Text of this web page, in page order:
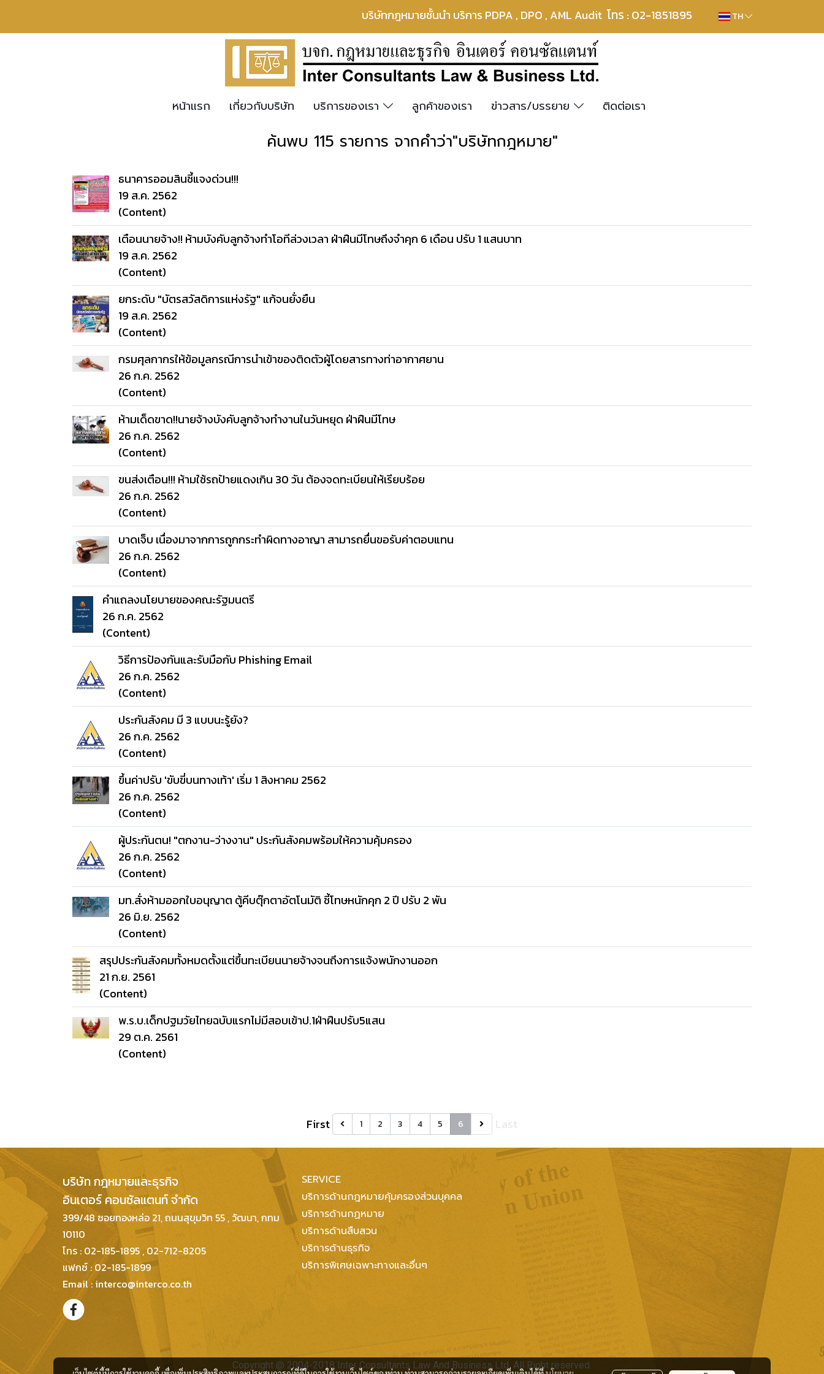
บริษัทกฎหมายชั้นนำ บริการ PDPA , DPO , AML Audit โทร : 02-1851895 TH
หน้าแรก เกี่ยวกับบริษัท บริการของเรา ลูกค้าของเรา ข่าวสาร/บรรยาย ติดต่อเรา
ค้นพบ 115 รายการ จากคำว่า"บริษัทกฎหมาย"
ธนาคารออมสินชี้แจงด่วน!!!
19 ส.ค. 2562
(Content)
เตือนนายจ้าง!! ห้ามบังคับลูกจ้างทำโอทีล่วงเวลา ฝ่าฝืนมีโทษถึงจำคุก 6 เดือน ปรับ 1 แสนบาท
19 ส.ค. 2562
(Content)
ยกระดับ "บัตรสวัสดิการแห่งรัฐ" แก้จนยั่งยืน
19 ส.ค. 2562
(Content)
กรมศุลกากรให้ข้อมูลกรณีการนำเข้าของติดตัวผู้โดยสารทางท่าอากาศยาน
26 ก.ค. 2562
(Content)
ห้ามเด็ดขาด!!นายจ้างบังคับลูกจ้างทำงานในวันหยุด ฝ่าฝืนมีโทษ
26 ก.ค. 2562
(Content)
ขนส่งเตือน!!! ห้ามใช้รถป้ายแดงเกิน 30 วัน ต้องจดทะเบียนให้เรียบร้อย
26 ก.ค. 2562
(Content)
บาดเจ็บ เนื่องมาจากการถูกกระทำผิดทางอาญา สามารถยื่นขอรับค่าตอบแทน
26 ก.ค. 2562
(Content)
คำแถลงนโยบายของคณะรัฐมนตรี
26 ก.ค. 2562
(Content)
วิธีการป้องกันและรับมือกับ Phishing Email
26 ก.ค. 2562
(Content)
ประกันสังคม มี 3 แบบนะรู้ยัง?
26 ก.ค. 2562
(Content)
ขึ้นค่าปรับ 'ขับขี่บนทางเท้า' เริ่ม 1 สิงหาคม 2562
26 ก.ค. 2562
(Content)
ผู้ประกันตน! "ตกงาน-ว่างงาน" ประกันสังคมพร้อมให้ความคุ้มครอง
26 ก.ค. 2562
(Content)
มท.สั่งห้ามออกใบอนุญาต ตู้คีบตุ๊กตาอัตโนมัติ ชี้โทษหนักคุก 2 ปี ปรับ 2 พัน
26 มิ.ย. 2562
(Content)
สรุปประกันสังคมทั้งหมดตั้งแต่ขึ้นทะเบียนนายจ้างจนถึงการแจ้งพนักงานออก
21 ก.ย. 2561
(Content)
พ.ร.บ.เด็กปฐมวัยไทยฉบับแรกไม่มีสอบเข้าป.1ฝ่าฝืนปรับ5แสน
29 ต.ค. 2561
(Content)
First 1 2 3 4 5 6
บริษัท กฎหมายและธุรกิจ
อินเตอร์ คอนซัลแตนท์ จำกัด
399/48 ซอยทองหล่อ 21, ถนนสุขุมวิท 55 , วัฒนา, กทม
10110
โทร : 02-185-1895 , 02-712-8205
แฟกซ์ : 02-185-1899
Email : interco@interco.co.th
SERVICE
บริการด้านกฎหมายคุ้มครองส่วนบุคคล
บริการด้านกฏหมาย
บริการด้านสืบสวน
บริการด้านธุรกิจ
บริการพิเศษเฉพาะทางและอื่นๆ
Copyright @ 2004-2018 Inter Consultants Law And Business Ltd. All Right reserved.